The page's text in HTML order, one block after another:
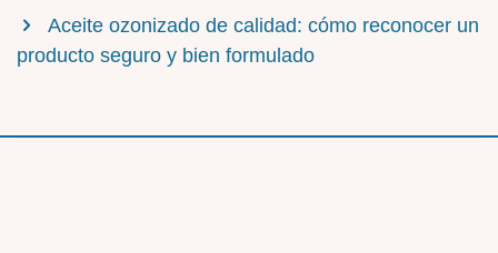
Aceite ozonizado de calidad: cómo reconocer un
producto seguro y bien formulado